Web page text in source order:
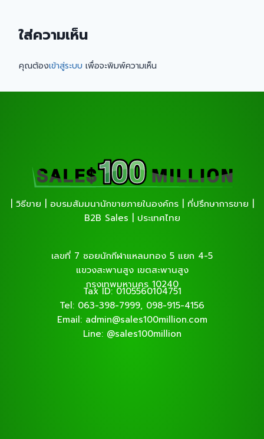
ใส่ความเห็น
คุณต้องเข้าสู่ระบบ เพื่อจะพิมพ์ความเห็น
| วิธีขาย | อบรมสัมมนานักขายภายในองค์กร | ที่ปรึกษาการขาย |
B2B Sales | ประเทศไทย
เลขที่ 7 ซอยนักกีฬาแหลมทอง 5 แยก 4-5
แขวงสะพานสูง เขตสะพานสูง
กรุงเทพมหานคร 10240
Tax ID: 0105560104751
Tel: 063-398-7999, 098-915-4156
Email: admin@sales100million.com
Line: @sales100million